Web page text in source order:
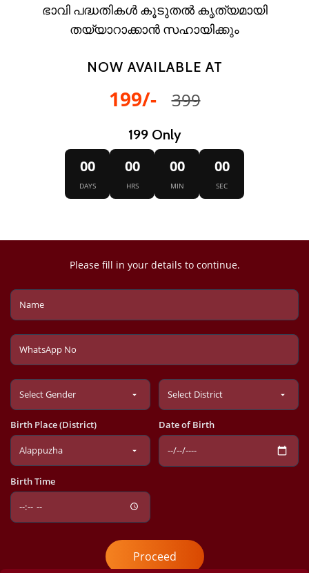
ഭാവി പദ്ധതികൾ കൂടുതൽ കൃത്യമായി
തയ്യാറാക്കാൻ സഹായിക്കും
NOW AVAILABLE AT
199/- 399
199 Only
00
DAYS
00
HRS
00
MIN
00
SEC
Please fill in your details to continue.
Birth Place (District) Date of Birth
Birth Time
Proceed